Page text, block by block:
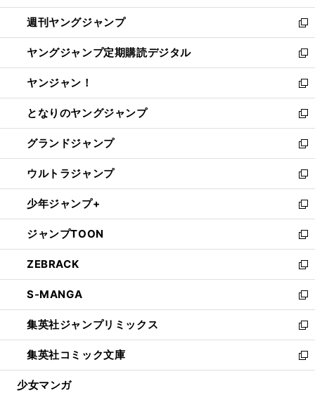
開
く
ウ
で
開
く
ン
ド
ウ
で
開
く
ウ
ィ
ン
ド
ウ
で
開
く
週刊ヤングジャンプ
新
し
い
ウ
ィ
ン
ド
ウ
で
開
く
ヤングジャンプ定期購読デジタル
新
し
い
ウ
ィ
ン
ド
ウ
で
開
く
ヤンジャン！
新
し
い
ウ
ィ
ン
ド
ウ
で
開
く
となりのヤングジャンプ
新
し
い
ウ
ィ
ン
ド
ウ
で
開
く
グランドジャンプ
新
し
い
ウ
ィ
ン
ド
ウ
で
開
く
ウルトラジャンプ
新
し
い
ウ
ィ
ン
ド
ウ
で
開
く
少年ジャンプ+
新
し
い
ウ
ィ
ン
ド
ウ
で
開
く
ジャンプTOON
新
し
い
ウ
ィ
ン
ド
ウ
で
開
ZEBRACK
新
し
い
ウ
ィ
ン
ド
ウ
S-MANGA
新
し
い
ウ
ィ
ン
集英社ジャンプリミックス
新
し
い
ウ
集英社コミック文庫
新
し
少女マンガ